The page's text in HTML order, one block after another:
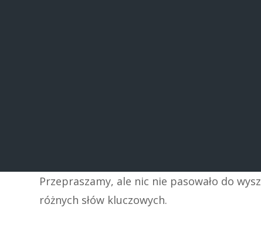
Przepraszamy, ale nic nie pasowało do
różnych słów kluczowych.